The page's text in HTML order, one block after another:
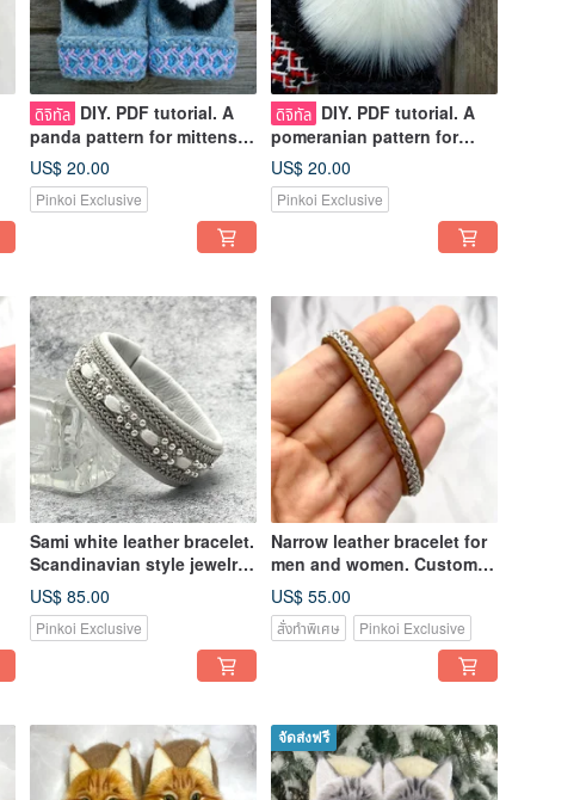
ดิจิทัล DIY. PDF tutorial. A
panda pattern for mittens.
Cute bear mittens
application
US$ 20.00
Pinkoi Exclusive
ดิจิทัล DIY. PDF tutorial. A
pomeranian pattern for
mittens. Cute dog brooch
DIY
US$ 20.00
Pinkoi Exclusive
Sami white leather bracelet.
Scandinavian style jewelry.
Stylish bracelet
US$ 85.00
Pinkoi Exclusive
Narrow leather bracelet for
men and women. Custom
size bracelet
US$ 55.00
สั่งทำพิเศษ Pinkoi Exclusive
จัดส่งฟรี